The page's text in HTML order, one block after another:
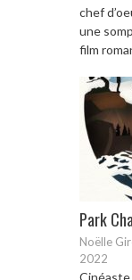
chef
une
film
Park
Noëlle
2022